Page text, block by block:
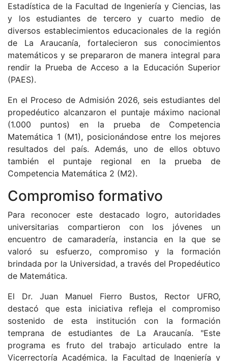
Estadística de la Facultad de Ingeniería y Ciencias, las
y los estudiantes de tercero y cuarto medio de
diversos establecimientos educacionales de la región
de La Araucanía, fortalecieron sus conocimientos
matemáticos y se prepararon de manera integral para
rendir la Prueba de Acceso a la Educación Superior
(PAES).
En el Proceso de Admisión 2026, seis estudiantes del
propedéutico alcanzaron el puntaje máximo nacional
(1.000 puntos) en la prueba de Competencia
Matemática 1 (M1), posicionándose entre los mejores
resultados del país. Además, uno de ellos obtuvo
también el puntaje regional en la prueba de
Competencia Matemática 2 (M2).
Compromiso formativo
Para reconocer este destacado logro, autoridades
universitarias compartieron con los jóvenes un
encuentro de camaradería, instancia en la que se
valoró su esfuerzo, compromiso y la formación
brindada por la Universidad, a través del Propedéutico
de Matemática.
El Dr. Juan Manuel Fierro Bustos, Rector UFRO,
destacó que esta iniciativa refleja el compromiso
sostenido de esta institución con la formación
temprana de estudiantes de La Araucanía. "Este
programa es fruto del trabajo articulado entre la
Vicerrectoría Académica, la Facultad de Ingeniería y